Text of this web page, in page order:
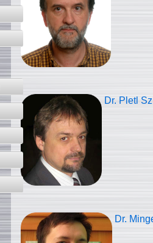
Dr. Pletl
Dr.